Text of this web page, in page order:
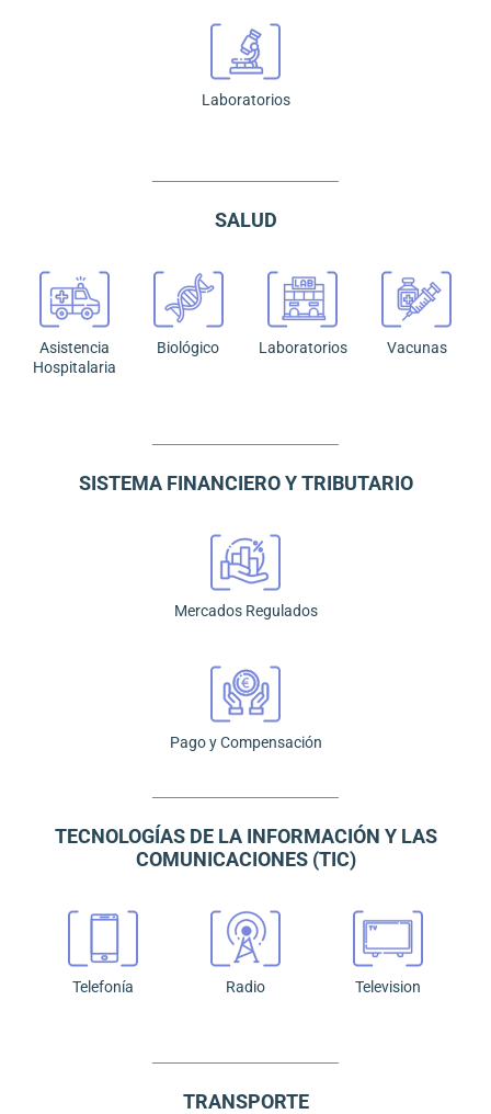
Laboratorios
SALUD
Asistencia
Hospitalaria
Biológico Laboratorios Vacunas
SISTEMA FINANCIERO Y TRIBUTARIO
Mercados Regulados
Pago y Compensación
TECNOLOGÍAS DE LA INFORMACIÓN Y LAS
COMUNICACIONES (TIC)
Telefonía Radio Television
TRANSPORTE